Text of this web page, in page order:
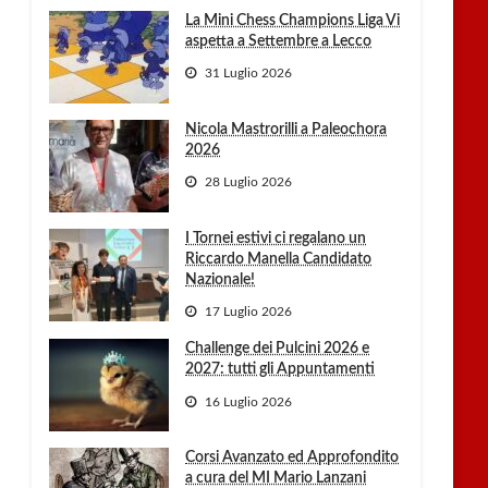
La Mini Chess Champions Liga Vi
aspetta a Settembre a Lecco
31 Luglio 2026
Nicola Mastrorilli a Paleochora
2026
28 Luglio 2026
I Tornei estivi ci regalano un
Riccardo Manella Candidato
Nazionale!
17 Luglio 2026
Challenge dei Pulcini 2026 e
2027: tutti gli Appuntamenti
16 Luglio 2026
Corsi Avanzato ed Approfondito
a cura del MI Mario Lanzani